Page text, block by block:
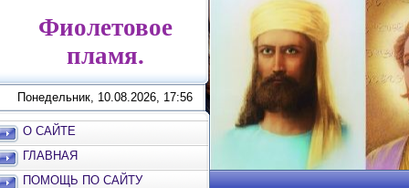
Фиолетовое
пламя.
Понедельник, 10.08.2026, 17:56
О САЙТЕ
ГЛАВНАЯ
ПОМОЩЬ ПО САЙТУ